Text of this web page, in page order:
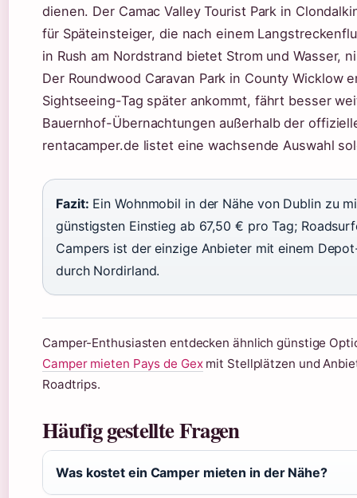
dienen. Der Camac Valley Tourist Park in
für Späteinsteiger, die nach einem
in Rush am Nordstrand bietet Strom und Wasser,
Der Roundwood Caravan Park in County
Sightseeing-Tag später ankommt, fährt besser
Bauernhof-Übernachtungen außerhalb der
rentacamper.de listet eine wachsende Auswahl
Fazit: Ein Wohnmobil in der Nähe von Dublin zu
günstigsten Einstieg ab 67,50 € pro Tag;
Campers ist der einzige Anbieter mit einem
durch Nordirland.
Camper-Enthusiasten entdecken ähnlich günstige
Camper mieten Pays de Gexmit Stellplätzen und
Roadtrips.
Häufig gestellte Fragen
Was kostet ein Camper mieten in der Nähe?